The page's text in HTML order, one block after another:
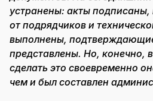
устранены: акты
от подрядчиков и
выполнены,
представлены. Но, конечно,
сделать это своевременно
чем и был составлен